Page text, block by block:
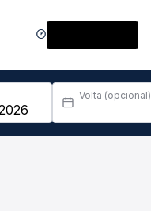
Volta (opcional)